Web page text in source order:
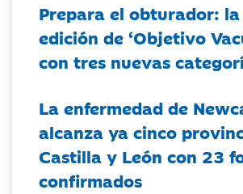
Prepara el obturador:
edición de ‘Objetivo
con tres nuevas
La enfermedad de
alcanza ya cinco
Castilla y León con 23
confirmados